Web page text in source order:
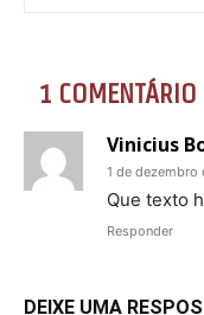
1 COMENTÁRIO
Vinicius
1 de dezembro
Que texto
Responder
DEIXE UMA